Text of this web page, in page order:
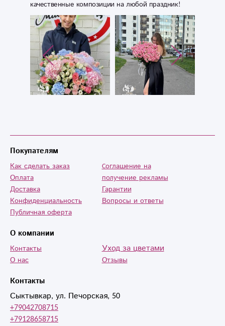
качественные композиции на любой праздник!
Контакты
Сыктывкар, ул. Печорская, 50
+79042708715
+79128658715
Покупателям
Как сделать заказ
Оплата
Доставка
Конфиденциальность
Публичная оферта
Cоглашение на
получение рекламы
Гарантии
Вопросы и ответы
О компании
Контакты
О нас
Уход за цветами
Отзывы